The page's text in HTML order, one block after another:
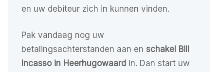
en uw debiteur zich in kunnen vinden.
Pak vandaag nog uw
betalingsachterstanden aan en schakel Bill
Incasso in Heerhugowaard in. Dan start uw